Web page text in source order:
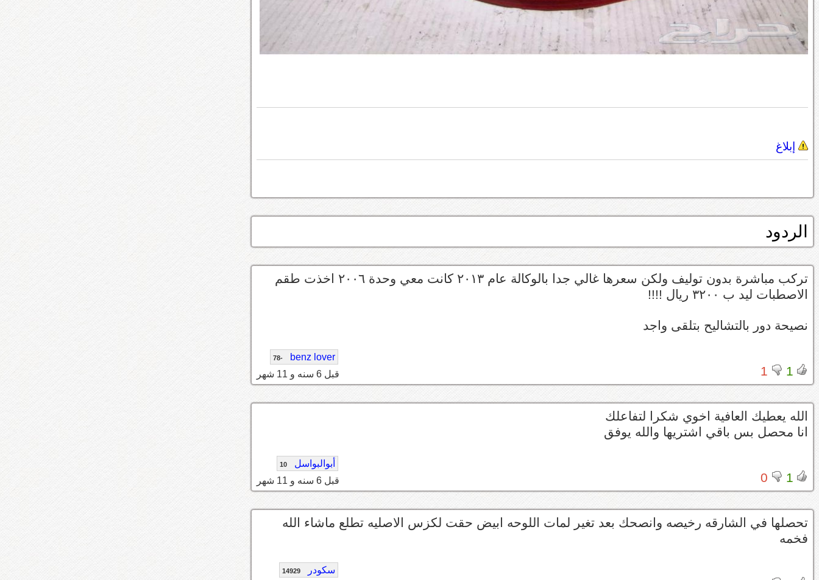
إبلاغ
الردود
تركب مباشرة بدون توليف ولكن سعرها غالي جدا بالوكالة عام ٢٠١٣ كانت معي وحدة ٢٠٠٦ اخذت طقم
الاصطبات ليد ب ٣٢٠٠ ريال !!!!
نصيحة دور بالتشاليح بتلقى واجد
1
1
benz lover
-78
قبل 6 سنه و 11 شهر
الله يعطيك العافية اخوي شكرا لتفاعلك
انا محصل بس باقي اشتريها والله يوفق
1
0
أبوالبواسل 10
قبل 6 سنه و 11 شهر
تحصلها في الشارقه رخيصه وانصحك بعد تغير لمات اللوحه ابيض حقت لكزس الاصليه تطلع ماشاء الله
فخمه
سكودر 14929